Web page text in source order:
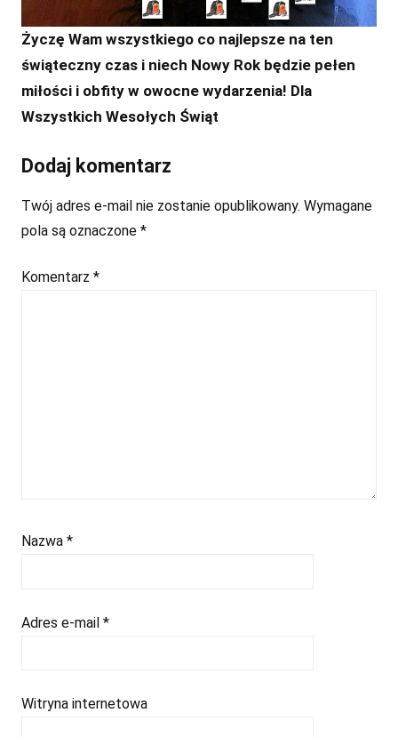
Życzę Wam wszystkiego co najlepsze na ten
świąteczny czas i niech Nowy Rok będzie pełen
miłości i obfity w owocne wydarzenia! Dla
Wszystkich Wesołych Świąt
Dodaj komentarz
Twój adres e-mail nie zostanie opublikowany. Wymagane
pola są oznaczone *
Komentarz *
Nazwa *
Adres e-mail *
Witryna internetowa